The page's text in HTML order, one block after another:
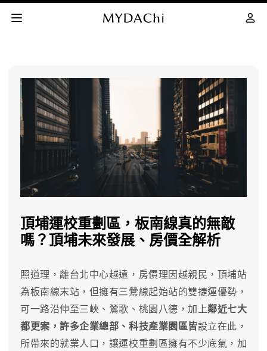
如何買房
MYMY 幫你找
網站導覽
頂埔運校重劃區，板南線真的無敵
嗎？頂埔未來發展、房價全解析
照道理，離台北中心越遠，房價理因越親民，頂埔站
為板南線末站，但擁有三鶯線起始站的雙捷運優勢，
可一路沿伸至三峽、鶯歌、桃園八德，加上鄰近七大
都更案，許多企業總部、科技產業園區皆設立在此，
所帶來的就業人口，讓運校重劃區擁有不少底氣，加